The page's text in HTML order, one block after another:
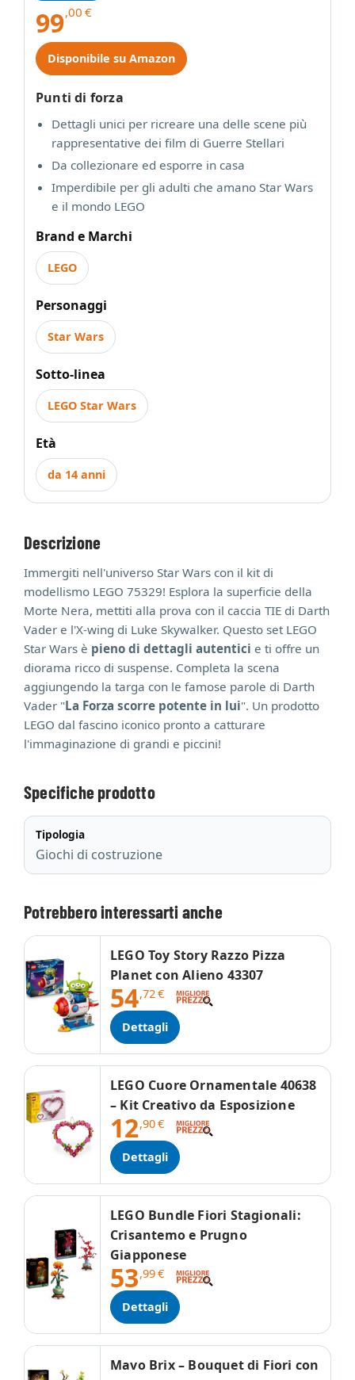
99,00 €
Disponibile su Amazon
Punti di forza
Dettagli unici per ricreare una delle scene più
rappresentative dei film di Guerre Stellari
Da collezionare ed esporre in casa
Imperdibile per gli adulti che amano Star Wars
e il mondo LEGO
Brand e Marchi
LEGO
Personaggi
Star Wars
Sotto-linea
LEGO Star Wars
Età
da 14 anni
Descrizione
Immergiti nell'universo Star Wars con il kit di
modellismo LEGO 75329! Esplora la superficie della
Morte Nera, mettiti alla prova con il caccia TIE di Darth
Vader e l'X-wing di Luke Skywalker. Questo set LEGO
Star Wars è pieno di dettagli autentici e ti offre un
diorama ricco di suspense. Completa la scena
aggiungendo la targa con le famose parole di Darth
Vader "La Forza scorre potente in lui". Un prodotto
LEGO dal fascino iconico pronto a catturare
l'immaginazione di grandi e piccini!
Specifiche prodotto
Tipologia
Giochi di costruzione
Potrebbero interessarti anche
LEGO Toy Story Razzo Pizza
Planet con Alieno 43307
54,72€
Dettagli
LEGO Cuore Ornamentale 40638
– Kit Creativo da Esposizione
12,90€
Dettagli
LEGO Bundle Fiori Stagionali:
Crisantemo e Prugno
Giapponese
53,99€
Dettagli
Mavo Brix – Bouquet di Fiori con